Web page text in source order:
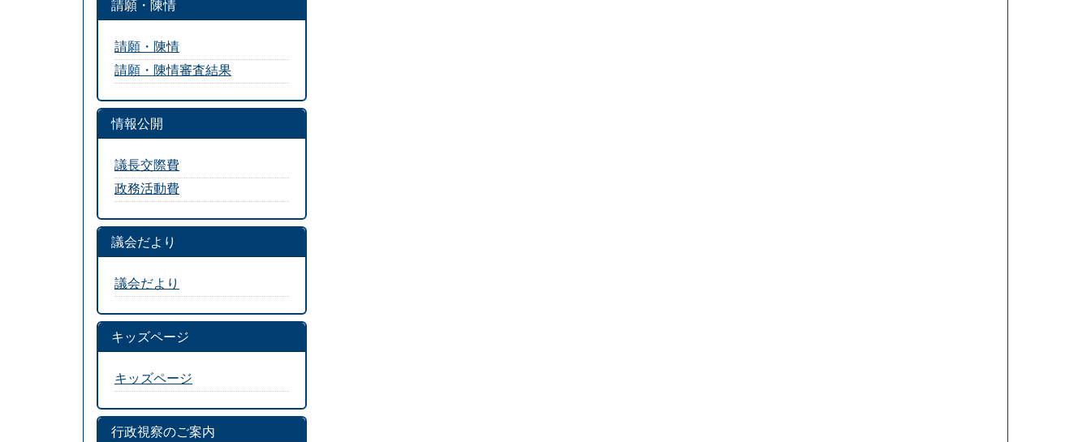
請願・陳情
請願・陳情
請願・陳情審査結果
情報公開
議長交際費
政務活動費
議会だより
議会だより
キッズページ
キッズページ
行政視察のご案内